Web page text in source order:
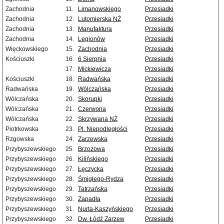
Zachodnia
11. Limanowskiego
Przesiadki
Zachodnia
12. Lutomierska NŻ
Przesiadki
Zachodnia
13. Manufaktura
Przesiadki
Zachodnia
14. Legionów
Przesiadki
Więckowskiego
15. Zachodnia
Przesiadki
Kościuszki
16. 6 Sierpnia
Przesiadki
17.
Mickiewicza
Przesiadki
Kościuszki
18. Radwańska
Przesiadki
Radwańska
19. Wólczańska
Przesiadki
Wólczańska
20. Skorupki
Przesiadki
Wólczańska
21. Czerwona
Przesiadki
Wólczańska
22. Skrzywana NŻ
Przesiadki
Piotrkowska
23. Pl. Niepodległości
Przesiadki
Rzgowska
24. Zarzewska
Przesiadki
Przybyszewskiego
25. Brzozowa
Przesiadki
Przybyszewskiego
26. Kilińskiego
Przesiadki
Przybyszewskiego
27. Łęczycka
Przesiadki
Przybyszewskiego
28. Śmigłego-Rydza
Przesiadki
Przybyszewskiego
29. Tatrzańska
Przesiadki
Przybyszewskiego
30. Zapadła
Przesiadki
Przybyszewskiego
31. Nurta-Kaszyńskiego
Przesiadki
Przybyszewskiego
32. Dw. Łódź Zarzew Przesiadki